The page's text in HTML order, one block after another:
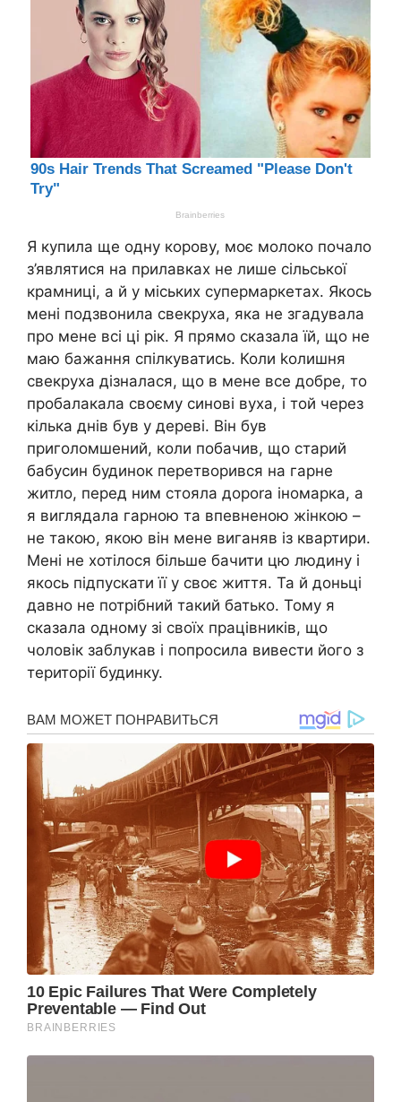
Я купила ще одну корову, моє молоко почало
з’являтися на прилавках не лише сільської
крамниці, а й у міських супермаркетах. Якось
мені подзвонила свекруха, яка не згадувала
про мене всі ці рік. Я прямо сказала їй, що не
маю бажання спілкуватись. Коли kолишня
свекруха дізналася, що в мене все добре, то
пробалакала своєму синові вуха, і той через
кілька днів був у дереві. Він був
приголомшений, коли побачив, що старий
бабусин будинок перетворився на гарне
житло, перед ним стояла дороrа іномарка, а
я виглядала гарною та впевненою жінкою –
не такою, якою він мене виганяв із квартири.
Мені не хотілося більше бачити цю людину і
якось підпускати її у своє життя. Та й доньці
давно не потрібний такий батько. Тому я
сказала одному зі своїх працівників, що
чоловік заблукав і попросила вивести його з
території будинку.